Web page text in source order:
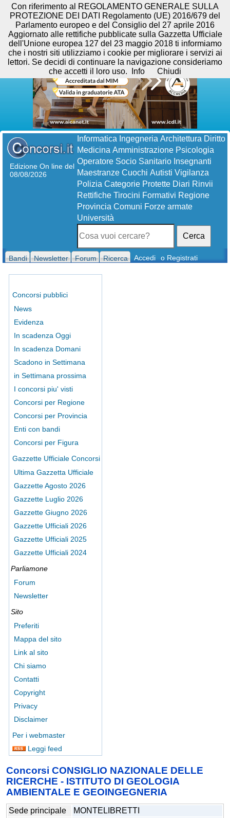
Edizione On line del
08/08/2026
Informatica Ingegneria Architettura Diritto
Medicina Amministrazione Psicologia
Operatore Socio Sanitario Insegnanti
Maestranze Cuochi Autisti Vigilanza
Polizia Categorie Protette Diari Rinvii
Rettifiche Tirocini Formativi Regione
Provincia Comuni Forze armate
Università
Cerca
Bandi Newsletter Forum Ricerca Accedi o Registrati
Concorsi pubblici
News
Evidenza
In scadenza Oggi
In scadenza Domani
Scadono in Settimana
in Settimana prossima
I concorsi piu' visti
Concorsi per Regione
Concorsi per Provincia
Enti con bandi
Concorsi per Figura
Gazzette Ufficiale Concorsi
Ultima Gazzetta Ufficiale
Gazzette Agosto 2026
Gazzette Luglio 2026
Gazzette Giugno 2026
Gazzette Ufficiali 2026
Gazzette Ufficiali 2025
Gazzette Ufficiali 2024
Parliamone
Forum
Newsletter
Sito
Preferiti
Mappa del sito
Link al sito
Chi siamo
Contatti
Copyright
Privacy
Disclaimer
Per i webmaster
Leggi feed
Concorsi CONSIGLIO NAZIONALE DELLE
RICERCHE - ISTITUTO DI GEOLOGIA
AMBIENTALE E GEOINGEGNERIA
Sede principale
MONTELIBRETTI
Con riferimento al REGOLAMENTO GENERALE SULLA
PROTEZIONE DEI DATI Regolamento (UE) 2016/679 del
Parlamento europeo e del Consiglio del 27 aprile 2016
Aggiornato alle rettifiche pubblicate sulla Gazzetta Ufficiale
dell'Unione europea 127 del 23 maggio 2018 ti informiamo
che i nostri siti utilizziamo i cookie per migliorare i servizi ai
lettori. Se decidi di continuare la navigazione consideriamo
che accetti il loro uso.
Info Chiudi